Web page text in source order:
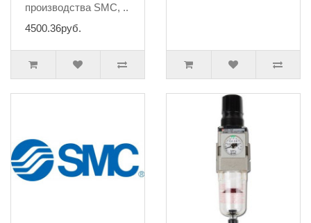
производства SMC, ..
4500.36руб.